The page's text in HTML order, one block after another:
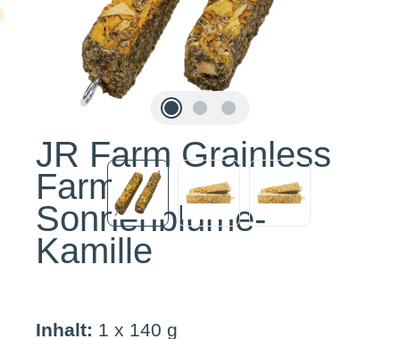
JR Farm Grainless
Farmys
Sonnenblume-
Kamille
Inhalt: 1 x 140 g